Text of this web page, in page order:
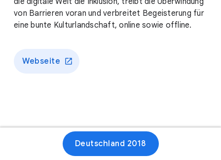
von Barrieren voran und verbreitet Begeisterung für
eine bunte Kulturlandschaft, online sowie offline.
Webseite
Deutschland 2018